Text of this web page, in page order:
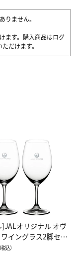
りません。
ます。購入商品はログ
だけます。
オリジナル オヴ
イングラス2脚セッ
ワイン）
（税込）